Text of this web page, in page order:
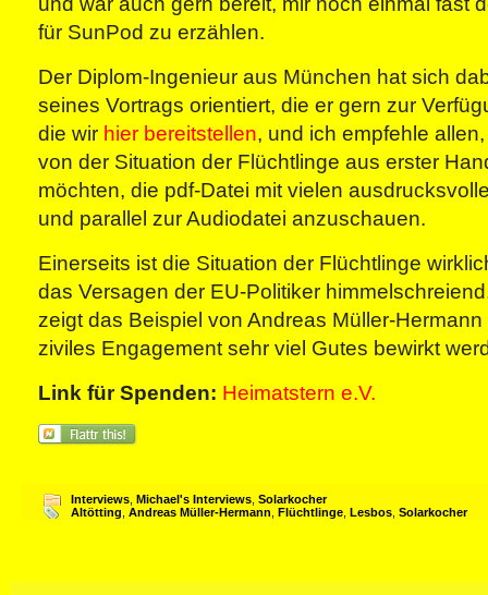
für SunPod zu erzählen.
Der Diplom-Ingenieur aus München hat sich
seines Vortrags orientiert, die er gern zur
die wir hier bereitstellen, und ich empfehle
von der Situation der Flüchtlinge aus erster
möchten, die pdf-Datei mit vielen
und parallel zur Audiodatei anzuschauen.
Einerseits ist die Situation der Flüchtlinge
das Versagen der EU-Politiker
zeigt das Beispiel von Andreas Müller-
ziviles Engagement sehr viel Gutes bewirkt
Link für Spenden: Heimatstern e.V.
Interviews Michael's Interviews Solarkocher
Altötting Andreas Müller-Hermann Flüchtlinge Lesbos Solarkocher